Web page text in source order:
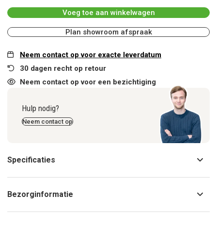
Voeg toe aan winkelwagen
Plan showroom afspraak
Neem contact op voor exacte leverdatum
30 dagen recht op retour
Neem contact op voor een bezichtiging
Hulp nodig?
Neem contact op
Specificaties
Bezorginformatie